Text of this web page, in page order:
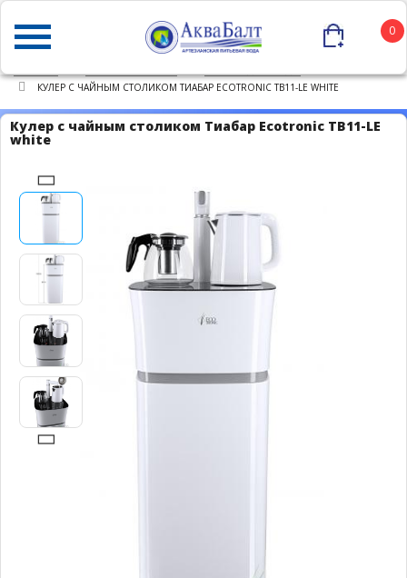
0
КУЛЕР С ЧАЙНЫМ СТОЛИКОМ ТИАБАР ECOTRONIC TB11-LE WHITE
Кулер с чайным столиком Тиабар Ecotronic TB11-LE
white
Популярно